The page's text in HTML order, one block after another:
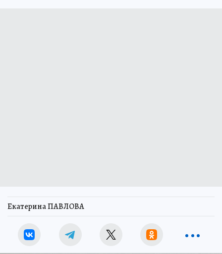
Екатерина ПАВЛОВА